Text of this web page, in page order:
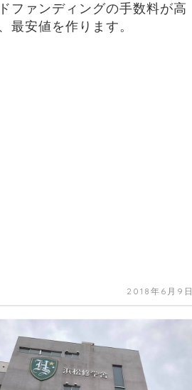
ファンディングの手数料が高
最安値を作ります。
2018年6月9日